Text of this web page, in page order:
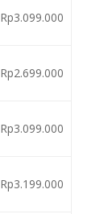
Rp3.099.000
Rp2.699.000
Rp3.099.000
Rp3.199.000